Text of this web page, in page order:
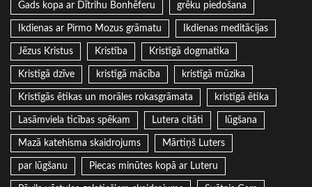
Gads kopa ar Dītrihu Bonhēferu grēku piedošana
Ikdienas ar Pirmo Mozus grāmatu Ikdienas meditācijas
Jēzus Kristus Kristība Kristīgā dogmatika
Kristīgā dzīve kristīgā mācība kristīgā mūzika
Kristīgās ētikas un morāles rokasgrāmata kristīgā ētika
Lasāmviela ticības spēkam Lutera citāti lūgšana
Mazā katehisma skaidrojums Mārtiņš Luters
par lūgšanu Piecas minūtes kopā ar Luteru